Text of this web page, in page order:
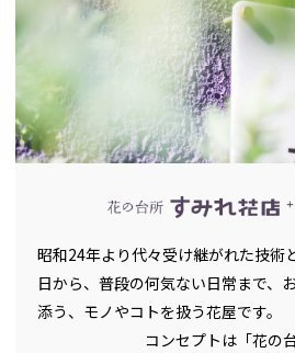
昭和24年より代々受け継がれた技術
日から、普段の何気ない日常まで、
添う、モノやコトを扱う花屋です。
コンセプトは「花の台